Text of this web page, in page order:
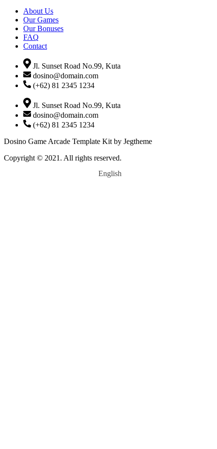
About Us
Our Games
Our Bonuses
FAQ
Contact
Jl. Sunset Road No.99, Kuta
dosino@domain.com
(+62) 81 2345 1234
Jl. Sunset Road No.99, Kuta
dosino@domain.com
(+62) 81 2345 1234
Dosino Game Arcade Template Kit by Jegtheme
Copyright © 2021. All rights reserved.
English